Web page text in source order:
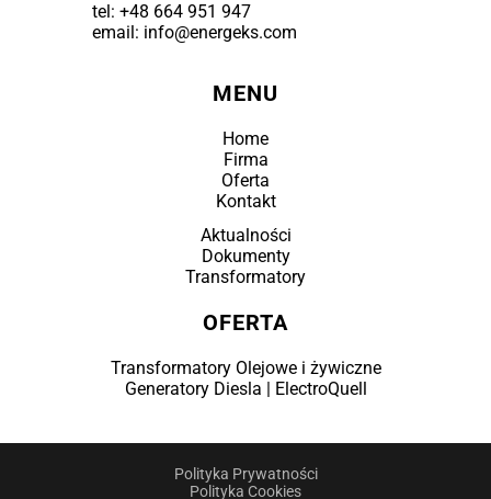
tel: +48 664 951 947
email: info@energeks.com
MENU
Home
Firma
Oferta
Kontakt
Aktualności
Dokumenty
Transformatory
OFERTA
Transformatory Olejowe i żywiczne
Generatory Diesla | ElectroQuell
Polityka Prywatności
Polityka Cookies